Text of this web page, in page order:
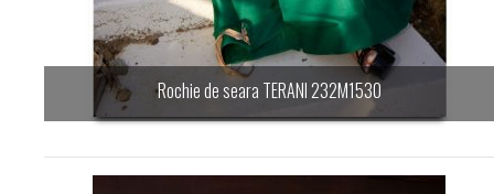
Rochie de seara TERANI 232M1530